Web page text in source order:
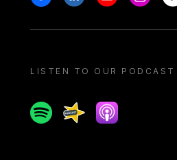
LISTEN TO OUR PODCAST
SpotifySpreakerApple podcast